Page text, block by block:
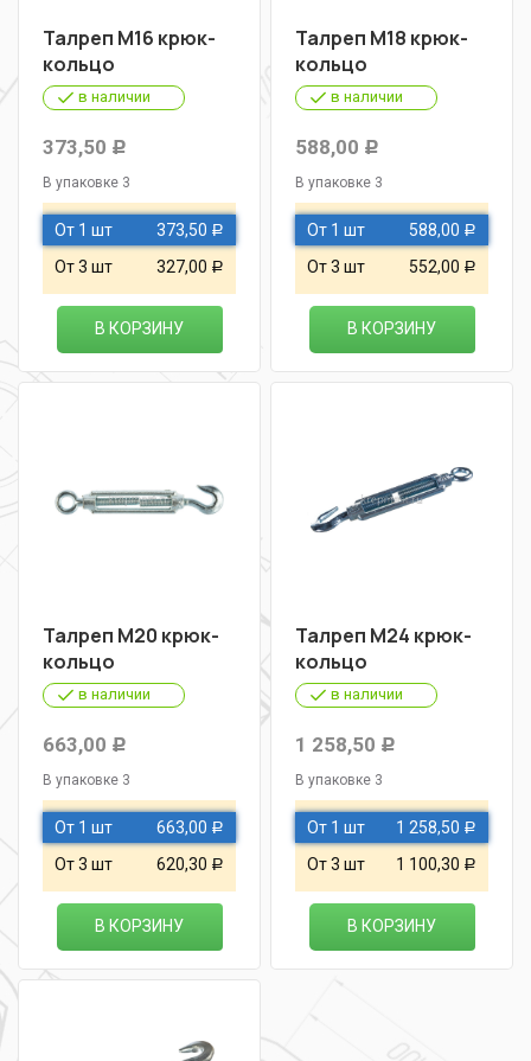
Талреп М16 крюк-
кольцо
в наличии
373,50 Р
В упаковке 3
От 1 шт 373,50 Р
От 3 шт 327,00 Р
В КОРЗИНУ
Талреп М18 крюк-
кольцо
в наличии
588,00 Р
В упаковке 3
От 1 шт 588,00 Р
От 3 шт 552,00 Р
В КОРЗИНУ
Талреп М20 крюк-
кольцо
в наличии
663,00 Р
В упаковке 3
От 1 шт 663,00 Р
От 3 шт 620,30 Р
В КОРЗИНУ
Талреп М24 крюк-
кольцо
в наличии
1 258,50 Р
В упаковке 3
От 1 шт 1 258,50 Р
От 3 шт 1 100,30 Р
В КОРЗИНУ